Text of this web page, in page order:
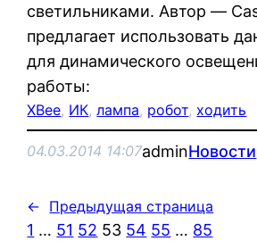
светильниками. Автор —
предлагает использовать
для динамического
работы:
XBee, ИК, лампа, робот, ходить
04.03.2014 14:07adminНовости
← Предыдущая страница
1 … 51 52 53 54 55 … 85